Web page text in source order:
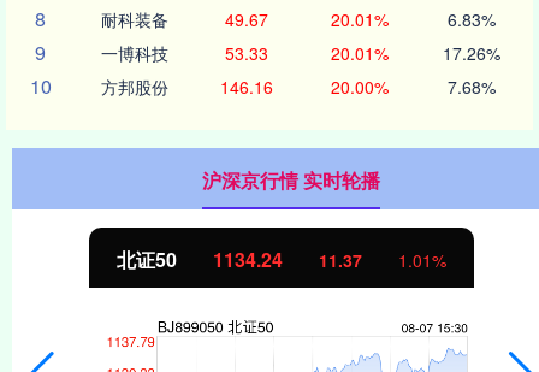
8 耐科装备 49.67 20.01% 6.83%
9 一博科技 53.33 20.01% 17.26%
10 方邦股份 146.16 20.00% 7.68%
沪深京行情 实时轮播
北证50 1134.24 11.37 1.01%